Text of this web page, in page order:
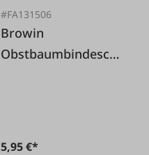
#FA131506
Browin
Obstbaumbindeschl
5,95 €*